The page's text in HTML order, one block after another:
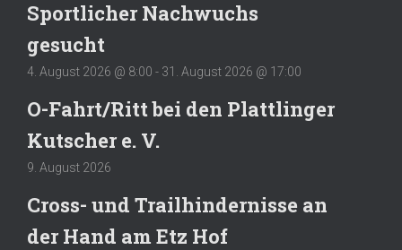
Sportlicher Nachwuchs
gesucht
4. August 2026 @ 8:00 - 31. August 2026 @ 17:00
O-Fahrt/Ritt bei den Plattlinger
Kutscher e. V.
9. August 2026
Cross- und Trailhindernisse an
der Hand am Etz Hof